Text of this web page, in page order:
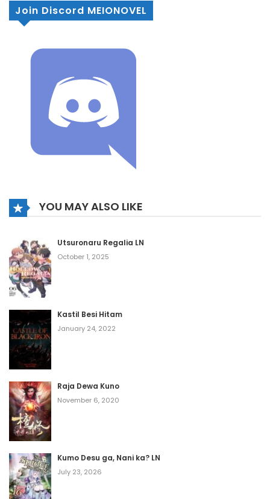
Join Discord MEIONOVEL
YOU MAY ALSO LIKE
Utsuronaru Regalia LN
October 1, 2025
Kastil Besi Hitam
January 24, 2022
Raja Dewa Kuno
November 6, 2020
Kumo Desu ga, Nani ka? LN
July 23, 2026